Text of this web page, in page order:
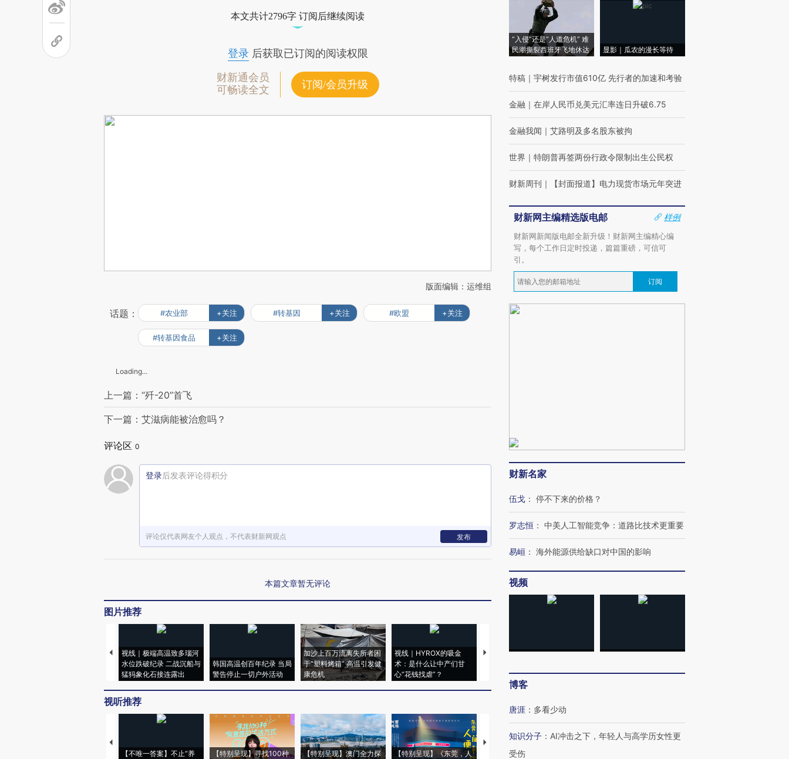
本文共计2796字 订阅后继续阅读
登录后获取已订阅的阅读权限
财新通会员
可畅读全文
订阅/会员升级
版面编辑：运维组
话题： #农业部 +关注 #转基因 +关注 #欧盟 +关注
#转基因食品 +关注
Loading...
上一篇：“歼-20”首飞
下一篇：艾滋病能被治愈吗？
评论区 0
登录后发表评论得积分
评论仅代表网友个人观点，不代表财新网观点 发布
本篇文章暂无评论
图片推荐
视线｜极端高温致多瑙河
水位跌破纪录 二战沉船与
猛犸象化石接连露出
韩国高温创百年纪录 当局
警告停止一切户外活动
加沙上百万流离失所者困
于“塑料烤箱” 高温引发健
康危机
视线｜HYROX的吸金
术：是什么让中产们甘
心“花钱找虐”？
马航飞行员跨国走私7万
视线｜被称为“蟑螂”的印
育部长拱下台
视线｜“入侵”还是“人道危
飞地休达
视听推荐
【不唯一答案】不止“养
【特别呈现】寻找100种
【特别呈现】澳门全力探
【特别呈现】《东莞，人
【推广】走进第四届链博
会，让数智科技“链”接产
【商旅对话】华住集团
“入侵”还是“人道危机” 难
民潮撕裂西班牙飞地休达
显影｜瓜农的漫长等待
特稿 ｜ 宇树发行市值610亿 先行者的加速和考验
金融 ｜ 在岸人民币兑美元汇率连日升破6.75
金融我闻 ｜ 艾路明及多名股东被拘
世界 ｜ 特朗普再签两份行政令限制出生公民权
财新周刊 ｜ 【封面报道】电力现货市场元年突进
财新网主编精选版电邮
样例
财新网新闻版电邮全新升级！财新网主编精心编
写，每个工作日定时投递，篇篇重磅，可信可
引。
订阅
财新名家
伍戈 ： 停不下来的价格？
罗志恒 ： 中美人工智能竞争：道路比技术更重要
易峘 ： 海外能源供给缺口对中国的影响
视频
博客
唐涯 ： 多看少动
知识分子 ： AI冲击之下，年轻人与高学历女性更
受伤